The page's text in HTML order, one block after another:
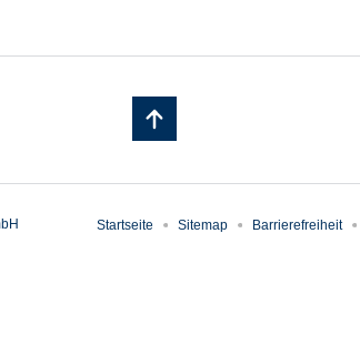
Startseite Sitemap Barrierefreiheit